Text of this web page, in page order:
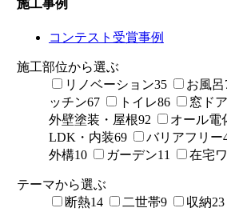
施工事例
コンテスト受賞事例
施工部位から選ぶ
リノベーション35 お風呂
ッチン67 トイレ86 窓ド
外壁塗装・屋根92 オール電
LDK・内装69 バリアフリー
外構10 ガーデン11 在宅
テーマから選ぶ
断熱14 二世帯9 収納23